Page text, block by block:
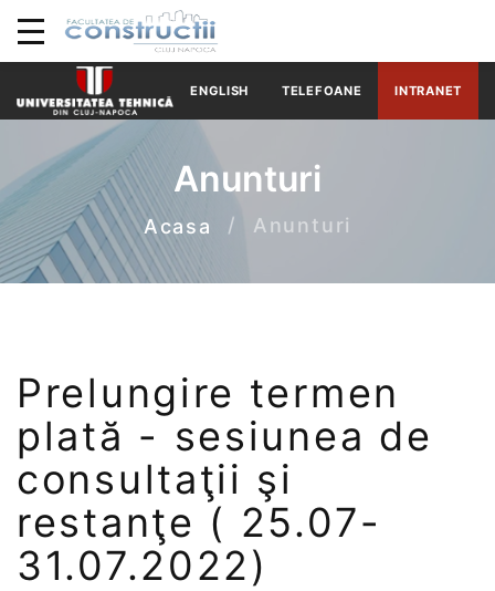
ENGLISH TELEFOANE INTRANET
Anunturi
Acasa Anunturi
Prelungire termen
plată - sesiunea de
consultaţii şi
restanţe ( 25.07-
31.07.2022)